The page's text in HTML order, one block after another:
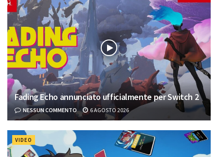
Fading Echo annunciato ufficialmente per Switch 2
NESSUN COMMENTO 6 AGOSTO 2026
VIDEO